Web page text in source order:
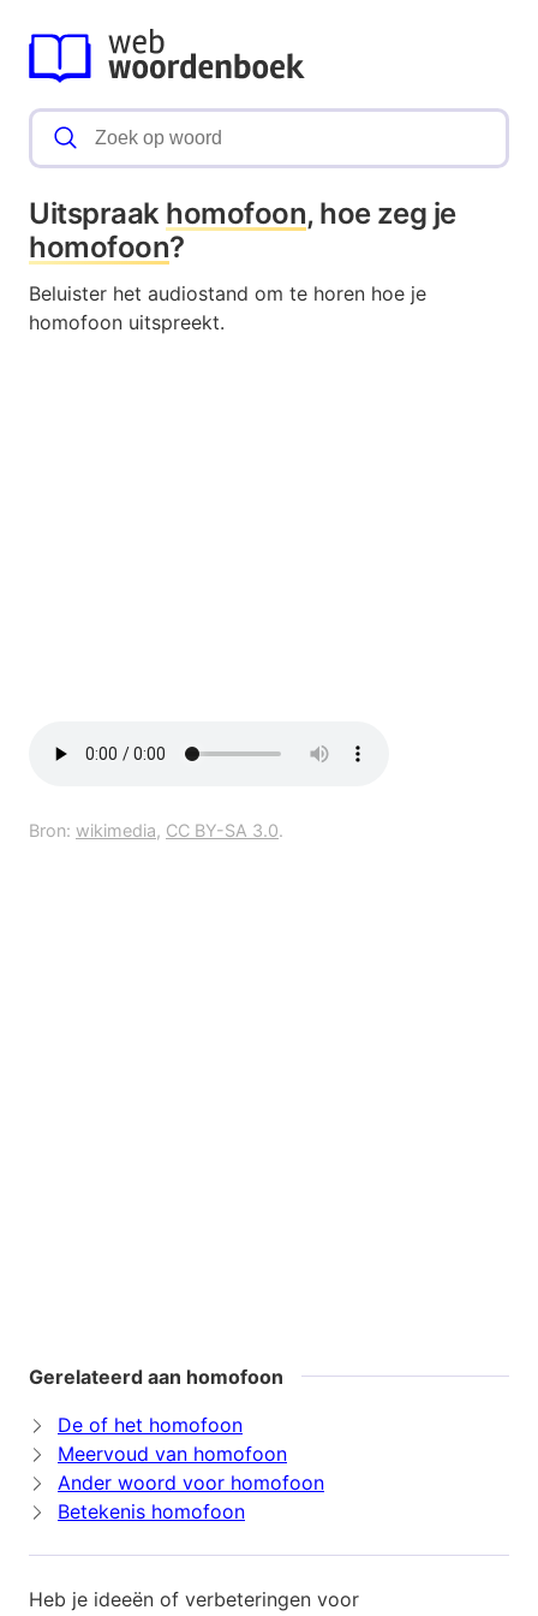
Uitspraak homofoon, hoe zeg je
homofoon?
Beluister het audiostand om te horen hoe je
homofoon uitspreekt.
Bron: wikimedia, CC BY-SA 3.0.
Gerelateerd aan homofoon
De of het homofoon
Meervoud van homofoon
Ander woord voor homofoon
Betekenis homofoon
Heb je ideeën of verbeteringen voor